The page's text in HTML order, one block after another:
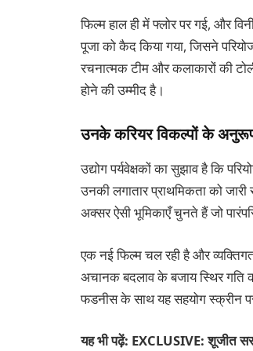
फिल्म हाल ही में फ्लोर पर गई, और
पूजा को कैद किया गया, जिसने
रचनात्मक टीम और कलाकारों की
होने की उम्मीद है।
उनके करियर विकल्पों के
उद्योग पर्यवेक्षकों का सुझाव है कि
उनकी लगातार प्राथमिकता को
अक्सर ऐसी भूमिकाएँ चुनते हैं जो
एक नई फिल्म चल रही है और
अचानक बदलाव के बजाय स्थिर गति
फडनीस के साथ यह सहयोग स्क्रीन
यह भी पढ़ें: EXCLUSIVE: शूजीत